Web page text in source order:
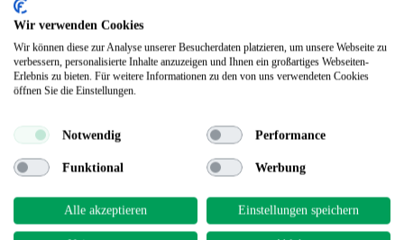
Terrassendielen
Wir verwenden Cookies
Wir können diese zur Analyse unserer Besucherdaten platzieren, um unsere Webseite zu
verbessern, personalisierte Inhalte anzuzeigen und Ihnen ein großartiges Webseiten-
Erlebnis zu bieten. Für weitere Informationen zu den von uns verwendeten Cookies
öffnen Sie die Einstellungen.
Notwendig Performance
Funktional Werbung
Alle akzeptieren Einstellungen speichern